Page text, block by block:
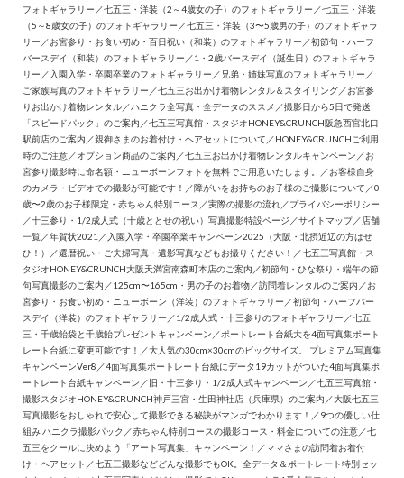
フォトギャラリー ／七五三・洋装（2～4歳女の子）のフォトギャラリー ／七五三・洋装
（5～8歳女の子）のフォトギャラリー ／七五三・洋装（3〜5歳男の子）のフォトギャラ
リー ／お宮参り・お食い初め・百日祝い（和装）のフォトギャラリー ／初節句・ハーフ
バースデイ（和装）のフォトギャラリー ／1・2歳バースデイ（誕生日）のフォトギャラ
リー ／ 入園入学・卒園卒業のフォトギャラリー ／ 兄弟・姉妹写真のフォトギャラリー ／
ご家族写真のフォトギャラリー ／七五三お出かけ着物レンタル＆スタイリング ／お宮参
りお出かけ着物レンタル ／ハニクラ全写真・全データのススメ ／撮影日から5日で発送
「スピードパック」のご案内 ／七五三写真館・スタジオHONEY&CRUNCH阪急西宮北口
駅前店のご案内 ／親御さまのお着付け・ヘアセットについて ／HONEY&CRUNCHご利用
時のご注意 ／オプション商品のご案内 ／七五三お出かけ着物レンタルキャンペーン ／お
宮参り撮影時に命名額・ニューボーンフォトを無料でご用意いたします。
／お客様自身
のカメラ・ビデオでの撮影が可能です！ ／障がいをお持ちのお子様のご撮影について ／0
歳〜2歳のお子様限定・赤ちゃん特別コース ／実際の撮影の流れ ／プライバシーポリシー
／十三参り・1/2成人式（十歳ととせの祝い）写真撮影特設ページ ／サイトマップ／店舗
一覧 ／年賀状2021 ／ 入園入学・卒園卒業キャンペーン2025（大阪・北摂近辺の方はぜ
ひ！）
／還暦祝い・ご夫婦写真・遺影写真などもお撮りください！ ／七五三写真館・ス
タジオHONEY&CRUNCH大阪天満宮南森町本店のご案内 ／初節句・ひな祭り・端午の節
句写真撮影のご案内 ／125cm〜165cm・男の子のお着物 ／訪問着レンタルのご案内 ／お
宮参り・お食い初め・ニューボーン（洋装）のフォトギャラリー ／初節句・ハーフバー
スデイ（洋装）のフォトギャラリー ／1/2成人式・十三参りのフォトギャラリー ／七五
三・千歳飴袋と千歳飴プレゼントキャンペーン ／ポートレート台紙大を4面写真集ポート
レート台紙に変更可能です！ ／大人気の30cm×30cmのビッグサイズ。 プレミアム写真集
キャンペーンVer8 ／4面写真集ポートレート台紙にデータ19カットがついた4面写真集ポ
ートレート台紙キャンペーン ／旧・十三参り・1/2成人式キャンペーン ／七五三写真館・
撮影スタジオHONEY&CRUNCH神戸三宮・生田神社店（兵庫県）のご案内 ／大阪七五三
写真撮影をおしゃれで安心して撮影できる秘訣がマンガでわかります！ ／9つの優しい仕
組み ハニクラ撮影パック ／赤ちゃん特別コースの撮影コース・料金についての注意 ／七
五三をクールに決めよう「アート写真集」キャンペーン！ ／ママさまの訪問着お着付
け・ヘアセット ／七五三撮影などどんな撮影でもOK。全データ＆ポートレート特別セッ